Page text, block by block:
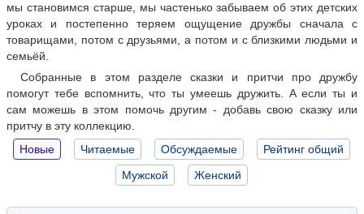
мы становимся старше, мы частенько забываем об этих детских
уроках и постепенно теряем ощущение дружбы сначала с
товарищами, потом с друзьями, а потом и с близкими людьми и
семьёй.
Собранные в этом разделе сказки и притчи про дружбу
помогут тебе вспомнить, что ты умеешь дружить. А если ты и
сам можешь в этом помочь другим - добавь свою сказку или
притчу в эту коллекцию.
Новые
Читаемые Обсуждаемые
Рейтинг общий
Мужской
Женский